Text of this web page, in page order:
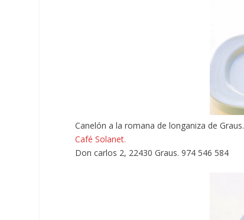
Canelón a la romana de longaniza de Graus.
Café Solanet.
Don carlos 2, 22430 Graus. 974 546 584